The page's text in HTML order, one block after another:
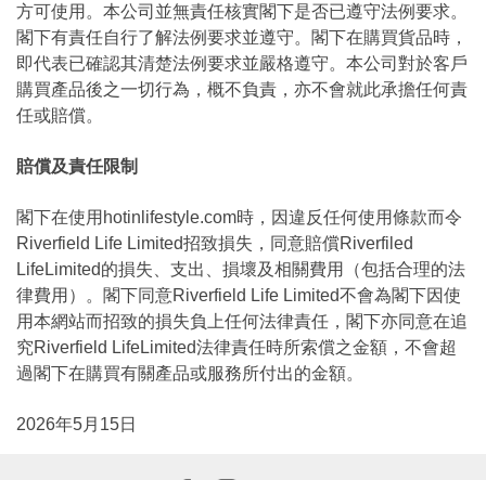
方可使用。本公司並無責任核實閣下是否已遵守法例要求。
閣下有責任自行了解法例要求並遵守。閣下在購買貨品時，
即代表已確認其清楚法例要求並嚴格遵守。本公司對於客戶
購買產品後之一切行為，概不負責，亦不會就此承擔任何責
任或賠償。
賠償及責任限制
閣下在使用hotinlifestyle.com時，因違反任何使用條款而令
Riverfield Life Limited招致損失，同意賠償Riverfiled
LifeLimited的損失、支出、損壞及相關費用（包括合理的法
律費用）。閣下同意Riverfield Life Limited不會為閣下因使
用本網站而招致的損失負上任何法律責任，閣下亦同意在追
究Riverfield LifeLimited法律責任時所索償之金額，不會超
過閣下在購買有關產品或服務所付出的金額。
2026年5月15日